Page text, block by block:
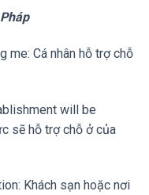
me: Cá nhân hỗ trợ chỗ
will be
sẽ hỗ trợ chỗ ở của
Khách sạn hoặc nơi